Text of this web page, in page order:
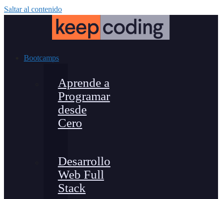
Saltar al contenido
Bootcamps
Aprende a
Programar
desde
Cero
Desarrollo
Web Full
Stack